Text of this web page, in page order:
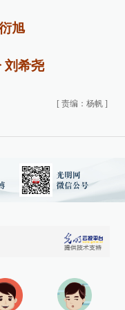
旭
刘希尧
[ 责编：杨帆 ]